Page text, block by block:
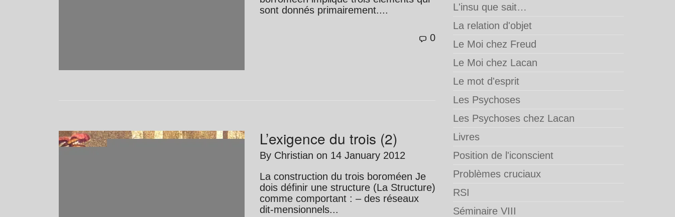
sont donnés primairement....
0
L’exigence du trois (2)
By Christian on 14 January 2012
La construction du trois boroméen Je
dois définir une structure (La Structure)
comme comportant : – des réseaux
dit-mensionnels...
L'insu que sait…
La relation d'objet
Le Moi chez Freud
Le Moi chez Lacan
Le mot d'esprit
Les Psychoses
Les Psychoses chez Lacan
Livres
Position de l'iconscient
Problèmes cruciaux
RSI
Séminaire VIII